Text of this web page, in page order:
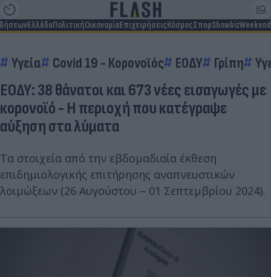
ΕλλάδαΠολιτικήΟικονομίαΕπιχειρήσειςΚόσμοςΣπορShowbizWeekend
Υγεία Covid 19 - Κορονοϊός ΕΟΔΥ Γρίπη
ΕΟΔΥ: 38 θάνατοι και 673 νέες εισαγωγές με
κορονοϊό - Η περιοχή που κατέγραψε
αύξηση στα λύματα
Τα στοιχεία από την εβδομαδιαία έκθεση
επιδημιολογικής επιτήρησης αναπνευστικών
λοιμώξεων (26 Αυγούστου – 01 Σεπτεμβρίου 2024).